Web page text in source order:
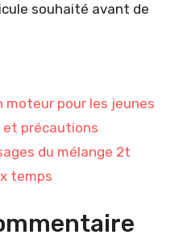
souhaité avant de
moteur pour les jeunes
précautions
du mélange 2t
temps